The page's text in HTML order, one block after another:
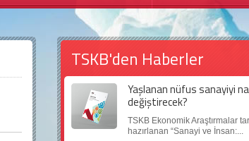
TSKB'den Haberler
Yaşlanan nüfus sanayiyi
değiştirecek?
TSKB Ekonomik Araştırmalar
hazırlanan “Sanayi ve İnsan:...